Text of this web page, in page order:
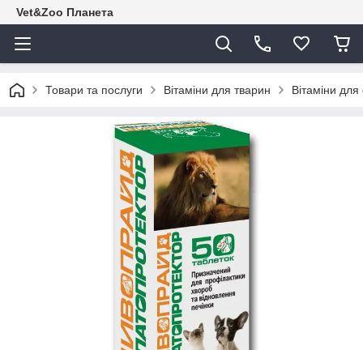
Vet&Zoo Планета
Товари та послуги Вітаміни для тварин Вітаміни для